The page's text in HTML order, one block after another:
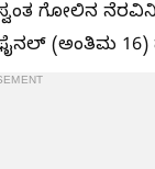
ಗೋಲಿನ
(ಅಂತಿಮ 16)